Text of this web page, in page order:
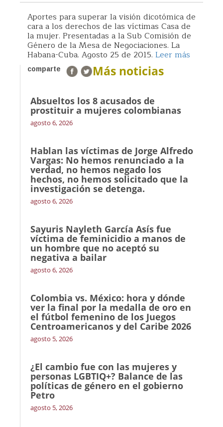
Aportes para superar la visión dicotómica de
cara a los derechos de las víctimas Casa de
la mujer. Presentadas a la Sub Comisión de
Género de la Mesa de Negociaciones. La
Habana-Cuba. Agosto 25 de 2015. Leer más
comparte Más noticias
Absueltos los 8 acusados de
prostituir a mujeres colombianas
agosto 6, 2026
Hablan las víctimas de Jorge Alfredo
Vargas: No hemos renunciado a la
verdad, no hemos negado los
hechos, no hemos solicitado que la
investigación se detenga.
agosto 6, 2026
Sayuris Nayleth García Asís fue
víctima de feminicidio a manos de
un hombre que no aceptó su
negativa a bailar
agosto 6, 2026
Colombia vs. México: hora y dónde
ver la final por la medalla de oro en
el fútbol femenino de los Juegos
Centroamericanos y del Caribe 2026
agosto 5, 2026
¿El cambio fue con las mujeres y
personas LGBTIQ+? Balance de las
políticas de género en el gobierno
Petro
agosto 5, 2026